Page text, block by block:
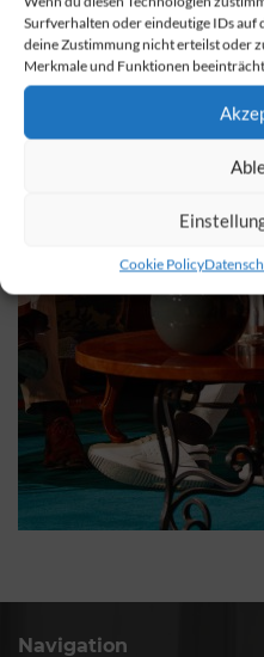
Surfverhalten oder eindeutige IDs auf
deine Zustimmung nicht erteilst oder
Merkmale und Funktionen
Cookie Policy
Navigation